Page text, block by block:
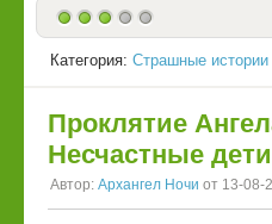
Категория: Страшные истории
Проклятие
Несчастные дети
Автор: Архангел Ночи от 13-08-